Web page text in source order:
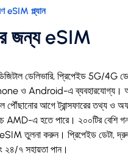
eSIM প্ল্যান
জন্য eSIM
ডেলিভারি, প্রিপেইড 5G/4G
ও Android-এ ব্যবহারযোগ্য।
আগে ট্রান্সফারের তথ্য ও
AMD-এ হতে পারে। ২০০টির বেশি
তুলনা করুন। প্রিপেইড ডেটা,
২৪/৭ সহায়তা পান।